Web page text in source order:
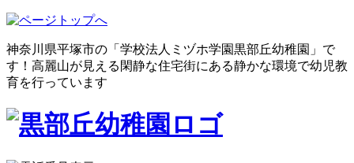
神奈川県平塚市の「学校法人ミヅホ学園黒部丘幼稚園」で
す！高麗山が見える閑静な住宅街にある静かな環境で幼児教
育を行っています